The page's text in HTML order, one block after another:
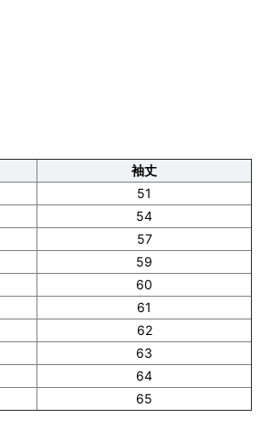
袖丈
51
54
57
59
60
61
62
63
64
65